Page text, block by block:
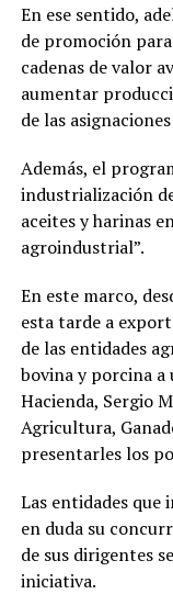
En ese sentido,
de promoción
cadenas de valor
aumentar
de las
Además, el
industrialización
aceites y harinas
agroindustrial”.
En este marco,
esta tarde a
de las entidades
bovina y porcina a
Hacienda, Sergio
Agricultura,
presentarles los
Las entidades que
en duda su
de sus dirigentes
iniciativa.